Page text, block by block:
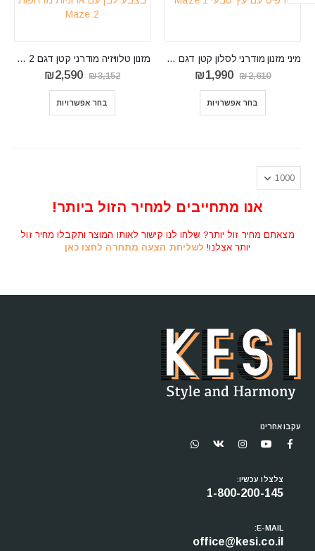
מיני מזנון מודרני לסלון קטן דגם Maze 1
₪2,610
המחיר
המקורי
₪2,610.
₪1,990
בחר אפשרויות
מזנון טלוויזיה מודרני קטן דגם Maze 2
₪3,152
המחיר
המקורי
₪3,152.
₪2,590
בחר אפשרויות
אנו מתחייבים למחיר הזול ביותר!
מצאתם מחיר זול יותר? שלחו לנו קישור לאותו המוצר ותקבלו מחיר זול
יותר אצלנו! לשליחת הצעה מתחרה לחצו כאן
עקבו אחרינו
צלצלו עכשיו:
1-800-200-145
E-MAIL:
office@kesi.co.il